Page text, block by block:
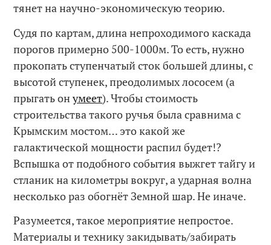
тянет на научно-экономическую теорию.
Судя по картам, длина непроходимого каскада
порогов примерно 500-1000м. То есть, нужно
прокопать ступенчатый сток большей длины, с
высотой ступенек, преодолимых лососем (а
прыгать онумеет). Чтобы стоимость
строительства такого ручья была сравнима с
Крымским мостом… это какой же
галактической мощности распил будет!?
Вспышка от подобного события выжгет тайгу и
стланик на километры вокруг, а ударная волна
несколько раз обогнёт Земной шар. Не иначе.
Разумеется, такое мероприятие непростое.
Материалы и технику закидывать/забирать